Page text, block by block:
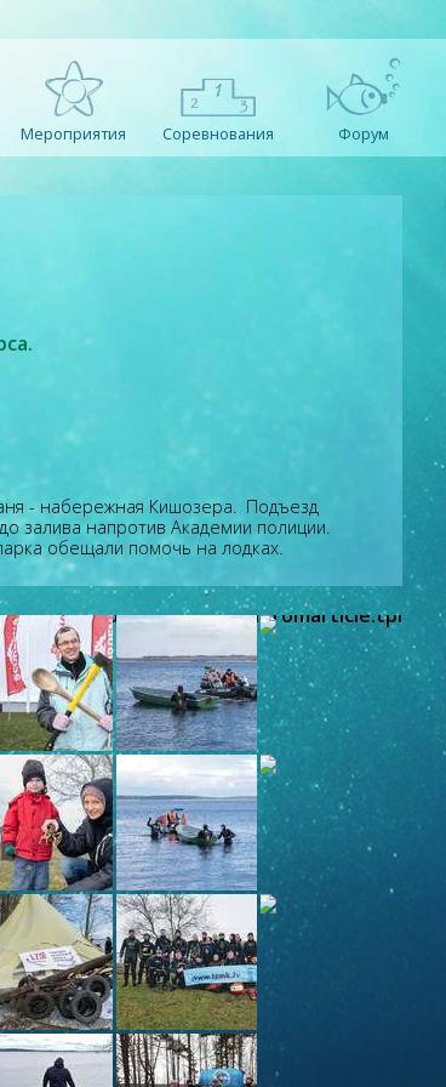
Мероприятия Соревнования Форум
- набережная Кишозера. Подъезд
залива напротив Академии полиции.
обещали помочь на лодках.
includes/_/removegalfromarticle.tpl